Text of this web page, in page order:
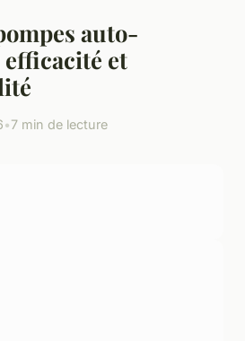
auto-
et
•7 min de lecture